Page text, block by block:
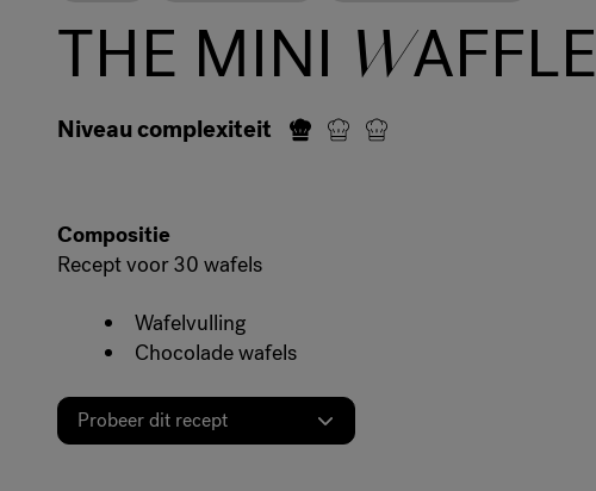
THE MINI WAFFLE
Niveau complexiteit
Compositie
Recept voor 30 wafels
Wafelvulling
Chocolade wafels
Probeer dit recept